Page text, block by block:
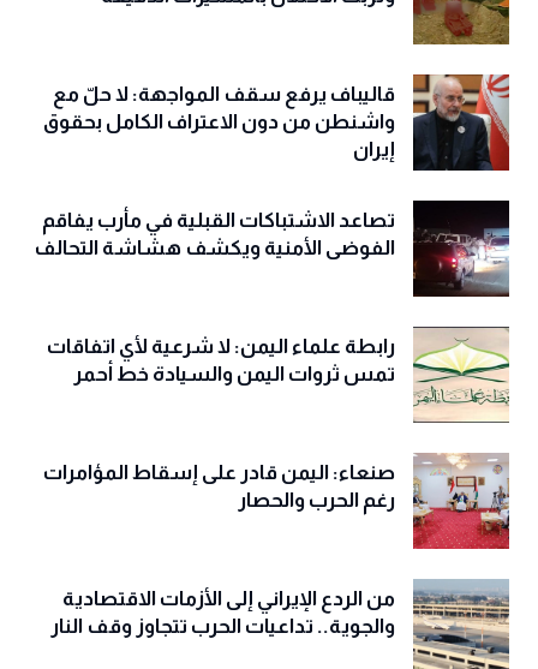
قاليباف يرفع سقف المواجهة: لا حلّ مع
واشنطن من دون الاعتراف الكامل بحقوق
إيران
تصاعد الاشتباكات القبلية في مأرب يفاقم
الفوضى الأمنية ويكشف هشاشة التحالف
رابطة علماء اليمن: لا شرعية لأي اتفاقات
تمس ثروات اليمن والسيادة خط أحمر
صنعاء: اليمن قادر على إسقاط المؤامرات
رغم الحرب والحصار
من الردع الإيراني إلى الأزمات الاقتصادية
والجوية.. تداعيات الحرب تتجاوز وقف النار